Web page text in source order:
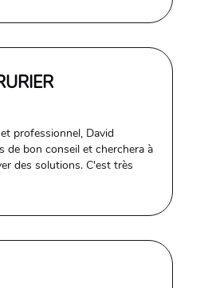
professionnel, David
de bon conseil et cherchera à
des solutions. C'est très